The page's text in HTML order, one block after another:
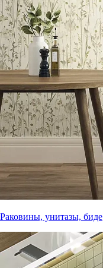
Раковины, унитазы, биде